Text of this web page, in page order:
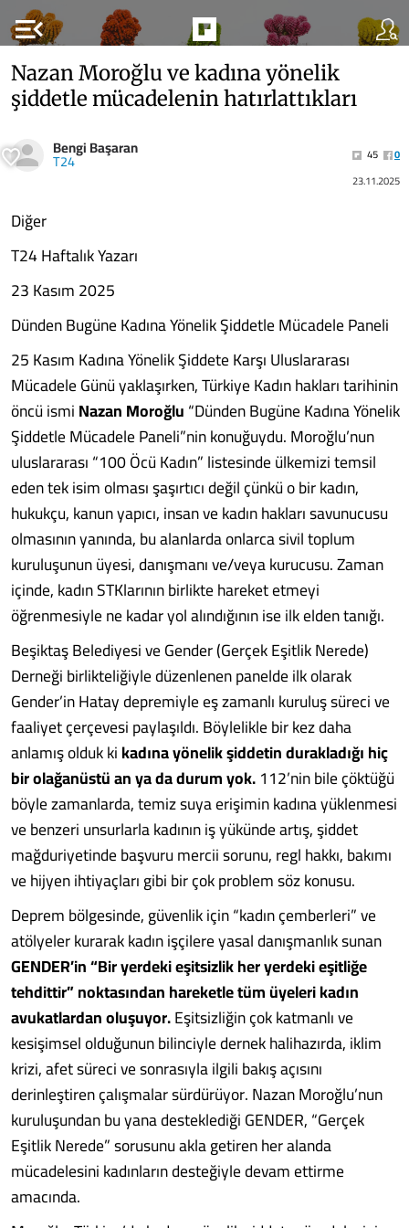
menu_open
Nazan Moroğlu ve kadına yönelik
şiddetle mücadelenin hatırlattıkları
Bengi Başaran
T24 45
0
23.11.2025
Diğer
T24 Haftalık Yazarı
23 Kasım 2025
Dünden Bugüne Kadına Yönelik Şiddetle Mücadele Paneli
25 Kasım Kadına Yönelik Şiddete Karşı Uluslararası
Mücadele Günü yaklaşırken, Türkiye Kadın hakları tarihinin
öncü ismiNazan Moroğlu“Dünden Bugüne Kadına Yönelik
Şiddetle Mücadele Paneli”nin konuğuydu. Moroğlu’nun
uluslararası “100 Öcü Kadın” listesinde ülkemizi temsil
eden tek isim olması şaşırtıcı değil çünkü o bir kadın,
hukukçu, kanun yapıcı, insan ve kadın hakları savunucusu
olmasının yanında, bu alanlarda onlarca sivil toplum
kuruluşunun üyesi, danışmanı ve/veya kurucusu. Zaman
içinde, kadın STKlarının birlikte hareket etmeyi
öğrenmesiyle ne kadar yol alındığının ise ilk elden tanığı.
Beşiktaş Belediyesi ve Gender (Gerçek Eşitlik Nerede)
Derneği birlikteliğiyle düzenlenen panelde ilk olarak
Gender’in Hatay depremiyle eş zamanlı kuruluş süreci ve
faaliyet çerçevesi paylaşıldı. Böylelikle bir kez daha
anlamış olduk kikadına yönelik şiddetin durakladığı hiç
bir olağanüstü an ya da durum yok.112’nin bile çöktüğü
böyle zamanlarda, temiz suya erişimin kadına yüklenmesi
ve benzeri unsurlarla kadının iş yükünde artış, şiddet
mağduriyetinde başvuru mercii sorunu, regl hakkı, bakımı
ve hijyen ihtiyaçları gibi bir çok problem söz konusu.
Deprem bölgesinde, güvenlik için “kadın çemberleri” ve
atölyeler kurarak kadın işçilere yasal danışmanlık sunan
GENDER’in “Bir yerdeki eşitsizlik her yerdeki eşitliğe
tehdittir” noktasından hareketle tüm üyeleri kadın
avukatlardan oluşuyor.Eşitsizliğin çok katmanlı ve
kesişimsel olduğunun bilinciyle dernek halihazırda, iklim
krizi, afet süreci ve sonrasıyla ilgili bakış açısını
derinleştiren çalışmalar sürdürüyor. Nazan Moroğlu’nun
kuruluşundan bu yana desteklediği GENDER, “Gerçek
Eşitlik Nerede” sorusunu akla getiren her alanda
mücadelesini kadınların desteğiyle devam ettirme
amacında.